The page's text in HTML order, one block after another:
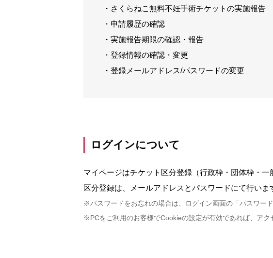
・さくらねこ無料不妊手術チケットの実施報告
・申請履歴の確認
・実施報告期限の確認・報告
・登録情報の確認・変更
・登録メールアドレス/パスワードの変更
ログインについて
マイページはチケット区分登録（行政枠・団体枠・
区分登録は、メールアドレスとパスワードにて行いま
※パスワードをお忘れの場合は、ログイン画面の「パスワー
※PCをご利用のお客様でCookieの設定が有効であれば、アク